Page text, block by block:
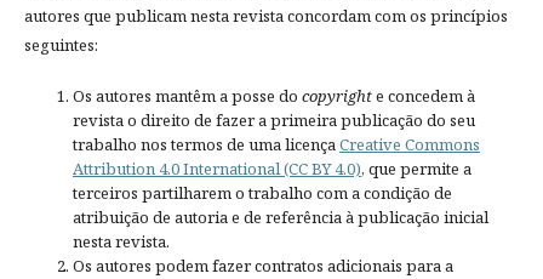
autores que publicam nesta revista concordam com os princípios
seguintes:
Os autores mantêm a posse do copyrighte concedem à
revista o direito de fazer a primeira publicação do seu
trabalho nos termos de uma licençaCreative Commons
Attribution 4.0 International (CC BY 4.0), que permite a
terceiros partilharem o trabalho com a condição de
atribuição de autoria e de referência à publicação inicial
nesta revista.
Os autores podem fazer contratos adicionais para a